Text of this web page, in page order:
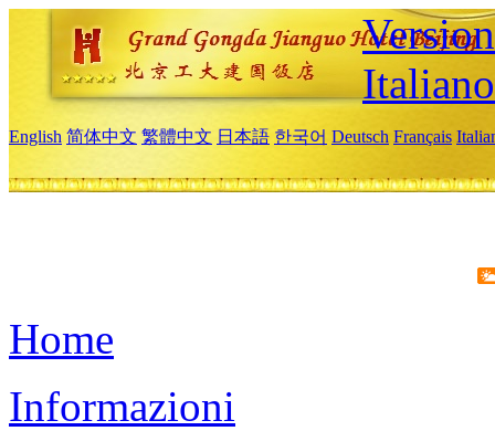
Italiano
English 简体中文 繁體中文 日本語 한국어 Deutsch Français
Home
Informazioni